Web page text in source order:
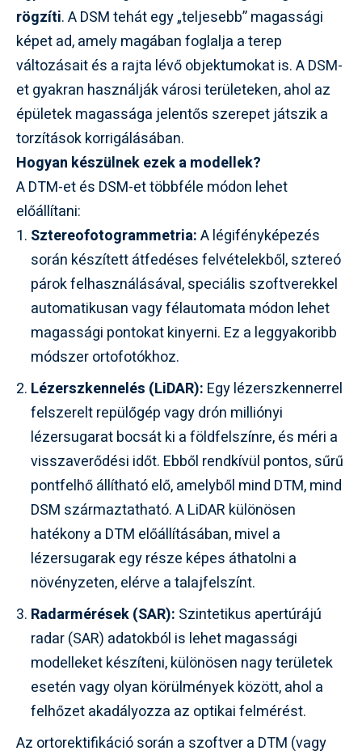
rögzíti. A DSM tehát egy „teljesebb” magassági
képet ad, amely magában foglalja a terep
változásait és a rajta lévő objektumokat is. A DSM-
et gyakran használják városi területeken, ahol az
épületek magassága jelentős szerepet játszik a
torzítások korrigálásában.
Hogyan készülnek ezek a modellek?
A DTM-et és DSM-et többféle módon lehet
előállítani:
Sztereofotogrammetria:A légifényképezés
során készített átfedéses felvételekből, sztereó
párok felhasználásával, speciális szoftverekkel
automatikusan vagy félautomata módon lehet
magassági pontokat kinyerni. Ez a leggyakoribb
módszer ortofotókhoz.
Lézerszkennelés (LiDAR): Egy lézerszkennerrel
felszerelt repülőgép vagy drón milliónyi
lézersugarat bocsát ki a földfelszínre, és méri a
visszaverődési időt. Ebből rendkívül pontos, sűrű
pontfelhő állítható elő, amelyből mind DTM, mind
DSM származtatható. A LiDAR különösen
hatékony a DTM előállításában, mivel a
lézersugarak egy része képes áthatolni a
növényzeten, elérve a talajfelszínt.
Radarmérések (SAR): Szintetikus apertúrájú
radar (SAR) adatokból is lehet magassági
modelleket készíteni, különösen nagy területek
esetén vagy olyan körülmények között, ahol a
felhőzet akadályozza az optikai felmérést.
Az ortorektifikáció során a szoftver a DTM (vagy